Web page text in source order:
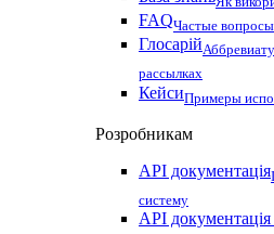
FAQЧастые
Глосарій
рассылках
КейсиПримеры
Розробникам
API документація
систему
API документація